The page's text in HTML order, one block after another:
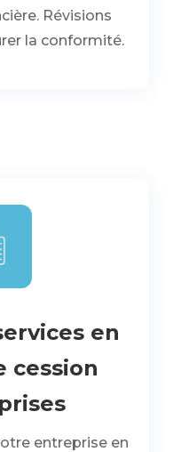
Révisions
la conformité.
en
cession
entreprise en